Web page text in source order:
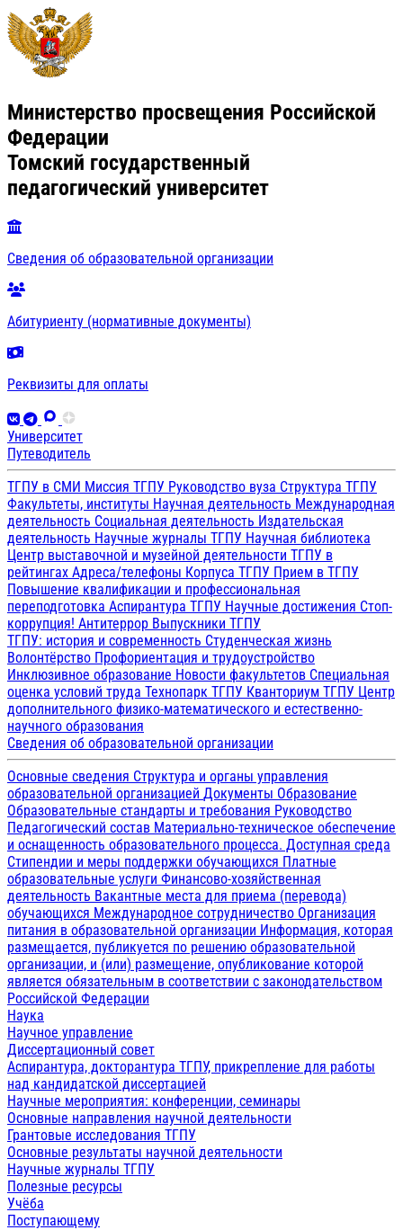
Министерство просвещения Российской
Федерации
Томский государственный
педагогический университет
Сведения об образовательной организации
Абитуриенту (нормативные документы)
Реквизиты для оплаты
Университет
Путеводитель
ТГПУ в СМИ Миссия ТГПУ Руководство вуза Структура ТГПУ
Факультеты, институты Научная деятельность Международная
деятельность Социальная деятельность Издательская
деятельность Научные журналы ТГПУ Научная библиотека
Центр выставочной и музейной деятельности ТГПУ в
рейтингах Адреса/телефоны Корпуса ТГПУ Прием в ТГПУ
Повышение квалификации и профессиональная
переподготовка Аспирантура ТГПУ Научные достижения Стоп-
коррупция! Антитеррор Выпускники ТГПУ
ТГПУ: история и современность Студенческая жизнь
Волонтёрство Профориентация и трудоустройство
Инклюзивное образование Новости факультетов Специальная
оценка условий труда Технопарк ТГПУ Кванториум ТГПУ Центр
дополнительного физико-математического и естественно-
научного образования
Сведения об образовательной организации
Основные сведения Структура и органы управления
образовательной организацией Документы Образование
Образовательные стандарты и требования Руководство
Педагогический состав Материально-техническое обеспечение
и оснащенность образовательного процесса. Доступная среда
Стипендии и меры поддержки обучающихся Платные
образовательные услуги Финансово-хозяйственная
деятельность Вакантные места для приема (перевода)
обучающихся Международное сотрудничество Организация
питания в образовательной организации Информация, которая
размещается, публикуется по решению образовательной
организации, и (или) размещение, опубликование которой
является обязательным в соответствии с законодательством
Российской Федерации
Наука
Научное управление
Диссертационный совет
Аспирантура, докторантура ТГПУ, прикрепление для работы
над кандидатской диссертацией
Научные мероприятия: конференции, семинары
Основные направления научной деятельности
Грантовые исследования ТГПУ
Основные результаты научной деятельности
Научные журналы ТГПУ
Полезные ресурсы
Учёба
Поступающему